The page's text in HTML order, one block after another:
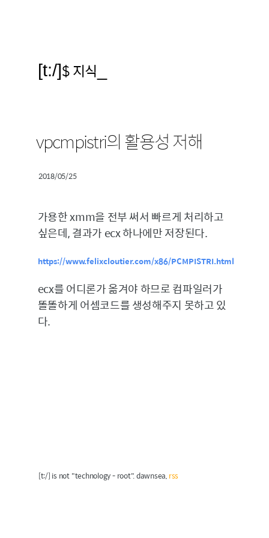
[t:/]$ 지식
vpcmpistri의 활용성 저해
2018/05/25
가용한 xmm을 전부 써서 빠르게 처리하고
싶은데, 결과가 ecx 하나에만 저장된다.
https://www.felixcloutier.com/x86/PCMPISTRI.html
ecx를 어디론가 옮겨야 하므로 컴파일러가
똘똘하게 어셈코드를 생성해주지 못하고 있
다.
[t:/] is not "technology - root". dawnsea, rss